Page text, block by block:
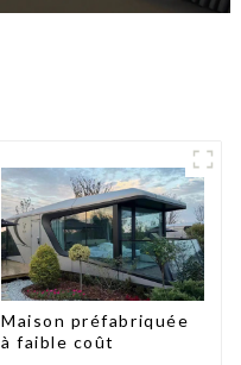
Maison préfabriquée
à faible coût